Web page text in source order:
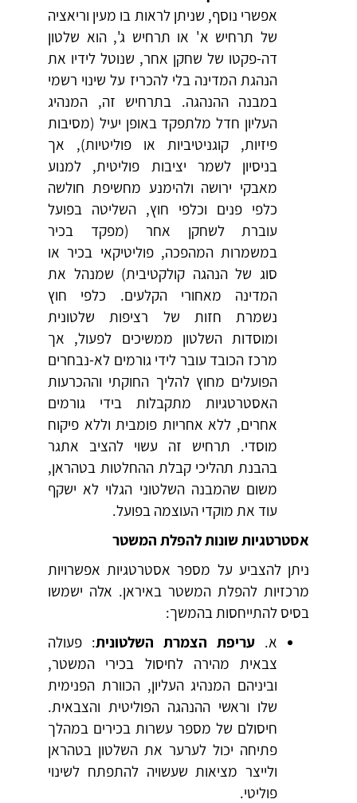
אפשרי נוסף, שניתן לראות בו מעין וריאציה
של תרחיש א' או תרחיש ג', הוא שלטון
דה-פקטו של שחקן אחר, שנוטל לידיו את
הנהגת המדינה בלי להכריז על שינוי רשמי
במבנה ההנהגה. בתרחיש זה, המנהיג
העליון חדל מלתפקד באופן יעיל (מסיבות
פיזיות, קוגניטיביות או פוליטיות), אך
בניסיון לשמר יציבות פוליטית, למנוע
מאבקי ירושה ולהימנע מחשיפת חולשה
כלפי פנים וכלפי חוץ, השליטה בפועל
עוברת לשחקן אחר (מפקד בכיר
במשמרות המהפכה, פוליטיקאי בכיר או
סוג של הנהגה קולקטיבית) שמנהל את
המדינה מאחורי הקלעים. כלפי חוץ
נשמרת חזות של רציפות שלטונית
ומוסדות השלטון ממשיכים לפעול, אך
מרכז הכובד עובר לידי גורמים לא-נבחרים
הפועלים מחוץ להליך החוקתי וההכרעות
האסטרטגיות מתקבלות בידי גורמים
אחרים, ללא אחריות פומבית וללא פיקוח
מוסדי. תרחיש זה עשוי להציב אתגר
בהבנת תהליכי קבלת ההחלטות בטהראן,
משום שהמבנה השלטוני הגלוי לא ישקף
עוד את מוקדי העוצמה בפועל.
אסטרטגיות שונות להפלת המשטר
ניתן להצביע על מספר אסטרטגיות אפשרויות
מרכזיות להפלת המשטר באיראן. אלה ישמשו
בסיס להתייחסות בהמשך:
א. עריפת הצמרת השלטונית: פעולה
צבאית מהירה לחיסול בכירי המשטר,
וביניהם המנהיג העליון, הכוורת הפנימית
שלו וראשי ההנהגה הפוליטית והצבאית.
חיסולם של מספר עשרות בכירים במהלך
פתיחה יכול לערער את השלטון בטהראן
ולייצר מציאות שעשויה להתפתח לשינוי
פוליטי.